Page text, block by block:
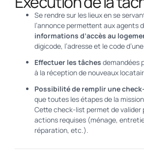
Se rendre sur les lieux en se
l’annonce permettent aux agents
informations d’accès au
digicode, l’adresse et le code
Effectuer les tâches demandées
à la réception de nouveaux
Possibilité de remplir une
que toutes les étapes de la
Cette check-list permet de valider
actions requises (ménage,
réparation, etc.).